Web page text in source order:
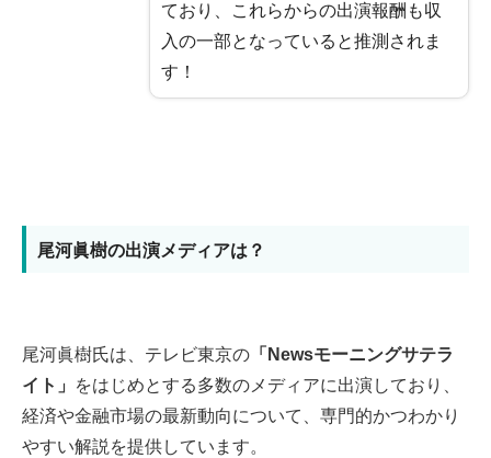
ており、これらからの出演報酬も収
入の一部となっていると推測されま
す！
尾河眞樹の出演メディアは？
尾河眞樹氏は、テレビ東京の 「Newsモーニングサテラ
イト」
をはじめとする多数のメディアに出演しており、
経済や金融市場の最新動向について、専門的かつわかり
やすい解説を提供しています。